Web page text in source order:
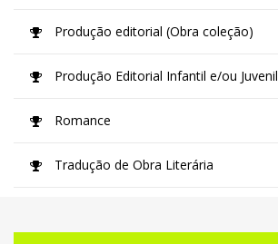
Produção editorial (Obra coleção)
Produção Editorial Infantil e/ou Juvenil
Romance
Tradução de Obra Literária